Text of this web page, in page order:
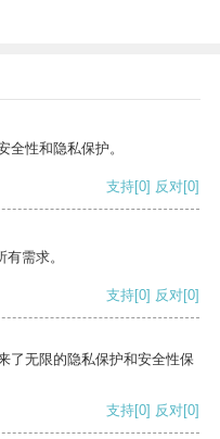
性和隐私保护。
支持[0] 反对[0]
需求。
支持[0] 反对[0]
了无限的隐私保护和安全性保
支持[0] 反对[0]